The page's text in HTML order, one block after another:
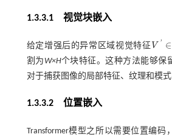
1.3.3.1 视觉块嵌入
给定增强后的异常区域视觉特征 V ' ∈
V ∈R
割为W×H个块特征。这种方法能够保
对于捕获图像的局部特征、纹理和模式
1.3.3.2 位置嵌入
Transformer模型之所以需要位置编码